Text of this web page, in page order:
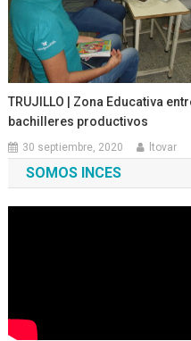
TRUJILLO | Zona Educativa
bachilleres productivos
30 septiembre, 2020 ltovar
SOMOS INCES